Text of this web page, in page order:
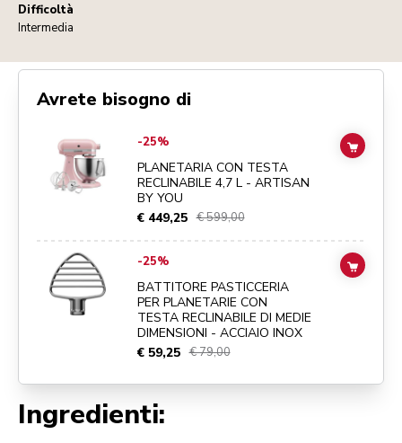
Difficoltà
Intermedia
Ingredienti:
Avrete bisogno di
Go toPLANETARIA CON TESTA RECLINABILE 4,7 L - ARTISAN BY
-25%
PLANETARIA CON TESTA
RECLINABILE 4,7 L - ARTISAN
BY YOU
€ 449,25 € 599,00
ADD
Go toBATTITORE PASTICCERIA PER PLANETARIE CON TESTA
-25%
BATTITORE PASTICCERIA
PER PLANETARIE CON
TESTA RECLINABILE DI MEDIE
DIMENSIONI - ACCIAIO INOX
€ 59,25 € 79,00
ADD